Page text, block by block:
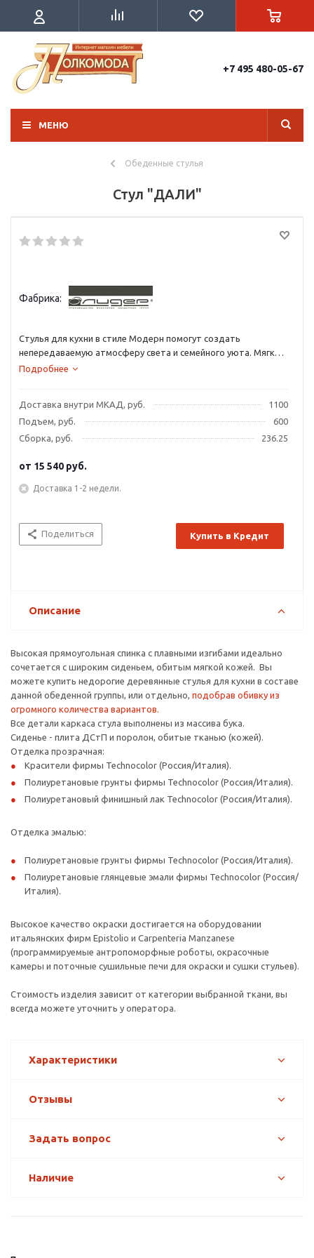
+7 495 480-05-67
МЕНЮ
Обеденные стулья
Стул "ДАЛИ"
Фабрика:
Стулья для кухни в стиле Модерн помогут создать
непередаваемую атмосферу света и семейного уюта. Мягкий
стул для кухни «ДАЛИ» сочетает в себе утонченность и
Подробнее
Доставка внутри МКАД, руб.
1100
Подъем, руб.
600
Сборка, руб.
236.25
от 15 540 руб.
Доставка 1-2 недели.
Поделиться Купить в Кредит
Описание
Высокая прямоугольная спинка с плавными изгибами идеально
сочетается с широким сиденьем, обитым мягкой кожей. Вы
можете купить недорогие деревянные стулья для кухни в составе
данной обеденной группы, или отдельно, подобрав обивку из
огромного количества вариантов.
Все детали каркаса стула выполнены из массива бука.
Сиденье - плита ДСтП и поролон, обитые тканью (кожей).
Отделка прозрачная:
Красители фирмы Technocolor (Россия/Италия).
Полиуретановые грунты фирмы Technocolor (Россия/Италия).
Полиуретановый финишный лак Technocolor (Россия/Италия).
Отделка эмалью:
Полиуретановые грунты фирмы Technocolor (Россия/Италия).
Полиуретановые глянцевые эмали фирмы Technocolor (Россия/
Италия).
Высокое качество окраски достигается на оборудовании
итальянских фирм Epistolio и Carpenteria Manzanese
(программируемые антропоморфные роботы, окрасочные
камеры и поточные сушильные печи для окраски и сушки стульев).
Стоимость изделия зависит от категории выбранной ткани, вы
всегда можете уточнить у оператора.
Характеристики
Отзывы
Задать вопрос
Наличие